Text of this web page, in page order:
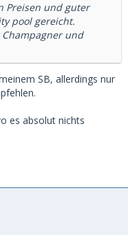
Preisen und guter
pool gereicht.
und
SB, allerdings nur
es absolut nichts